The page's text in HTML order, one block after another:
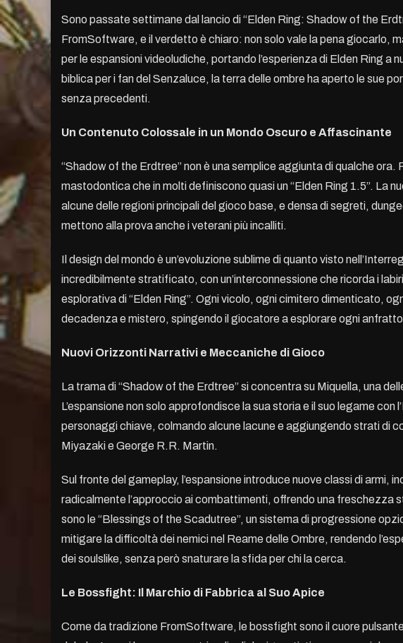
Sono passate settimane dal lancio di “Elden Ring: Shadow of the
FromSoftware, e il verdetto è chiaro: non solo vale la pena giocarlo,
per le espansioni videoludiche, portando l’esperienza di Elden Ring
biblica per i fan del Senzaluce, la terra delle ombre ha aperto le sue
senza precedenti.
Un Contenuto Colossale in un Mondo Oscuro e Affascinante
“Shadow of the Erdtree” non è una semplice aggiunta di qualche
mastodontica che in molti definiscono quasi un “Elden Ring 1.5”. La
alcune delle regioni principali del gioco base, e densa di segreti,
mettono alla prova anche i veterani più incalliti.
Il design del mondo è un’evoluzione sublime di quanto visto
incredibilmente stratificato, con un’interconnessione che ricorda i
esplorativa di “Elden Ring”. Ogni vicolo, ogni cimitero dimenticato,
decadenza e mistero, spingendo il giocatore a esplorare ogni
Nuovi Orizzonti Narrativi e Meccaniche di Gioco
La trama di “Shadow of the Erdtree” si concentra su Miquella, una
L’espansione non solo approfondisce la sua storia e il suo legame
personaggi chiave, colmando alcune lacune e aggiungendo strati di
Miyazaki e George R.R. Martin.
Sul fronte del gameplay, l’espansione introduce nuove classi di armi,
radicalmente l’approccio ai combattimenti, offrendo una
sono le “Blessings of the Scadutree”, un sistema di progressione
mitigare la difficoltà dei nemici nel Reame delle Ombre, rendendo
dei soulslike, senza però snaturare la sfida per chi la cerca.
Le Bossfight: Il Marchio di Fabbrica al Suo Apice
Come da tradizione FromSoftware, le bossfight sono il cuore